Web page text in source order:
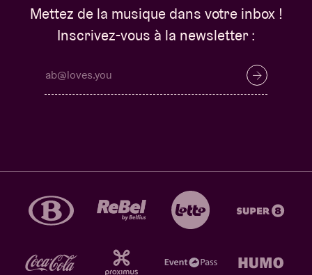
Mettez de la musique dans votre inbox !
Inscrivez-vous à la newsletter :